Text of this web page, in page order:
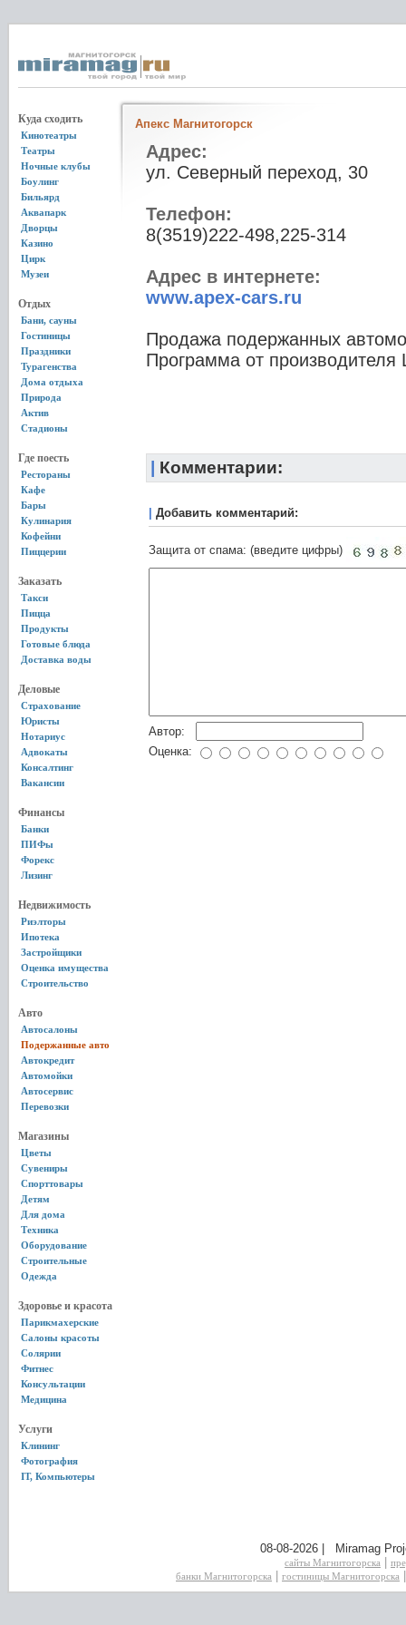
Куда сходить
Кинотеатры
Театры
Ночные клубы
Боулинг
Бильярд
Аквапарк
Дворцы
Казино
Цирк
Музеи
Отдых
Бани, сауны
Гостиницы
Праздники
Турагенства
Дома отдыха
Природа
Актив
Стадионы
Где поесть
Рестораны
Кафе
Бары
Кулинария
Кофейни
Пиццерии
Заказать
Такси
Пицца
Продукты
Готовые блюда
Доставка воды
Деловые
Страхование
Юристы
Нотариус
Адвокаты
Консалтинг
Вакансии
Финансы
Банки
ПИФы
Форекс
Лизинг
Недвижимость
Риэлторы
Ипотека
Застройщики
Оценка имущества
Строительство
Авто
Автосалоны
Подержанные авто
Автокредит
Автомойки
Автосервис
Перевозки
Магазины
Цветы
Сувениры
Спорттовары
Детям
Для дома
Техника
Оборудование
Строительные
Одежда
Здоровье и красота
Парикмахерские
Салоны красоты
Солярии
Фитнес
Консультации
Медицина
Услуги
Клининг
Фотография
IT, Компьютеры
Апекс Магнитогорск
Адрес:
ул. Северный переход, 30
Телефон:
8(3519)222-498,225-314
Адрес в интернете:
www.apex-cars.ru
Продажа подержанных
Программа от производителя
Комментарии:
Добавить комментарий:
Защита от спама: (введите цифры)
Автор:
Оценка:
08-08-2026 | Miramag
сайты Магнитогорска
банки Магнитогорска
гостиницы Магнитогорска